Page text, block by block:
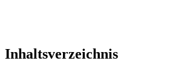
Inhaltsverzeichnis